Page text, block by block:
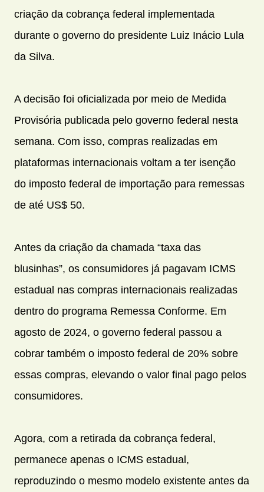
criação da cobrança federal implementada
durante o governo do presidente Luiz Inácio Lula
da Silva.
A decisão foi oficializada por meio de Medida
Provisória publicada pelo governo federal nesta
semana. Com isso, compras realizadas em
plataformas internacionais voltam a ter isenção
do imposto federal de importação para remessas
de até US$ 50.
Antes da criação da chamada “taxa das
blusinhas”, os consumidores já pagavam ICMS
estadual nas compras internacionais realizadas
dentro do programa Remessa Conforme. Em
agosto de 2024, o governo federal passou a
cobrar também o imposto federal de 20% sobre
essas compras, elevando o valor final pago pelos
consumidores.
Agora, com a retirada da cobrança federal,
permanece apenas o ICMS estadual,
reproduzindo o mesmo modelo existente antes da